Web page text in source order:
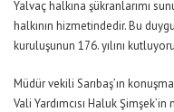
Yalvaç halkına şükranlarımı
halkının hizmetindedir. Bu
kuruluşunun 176. yılını
Müdür vekili Sarıbaş’ın
Vali Yardımcısı Haluk